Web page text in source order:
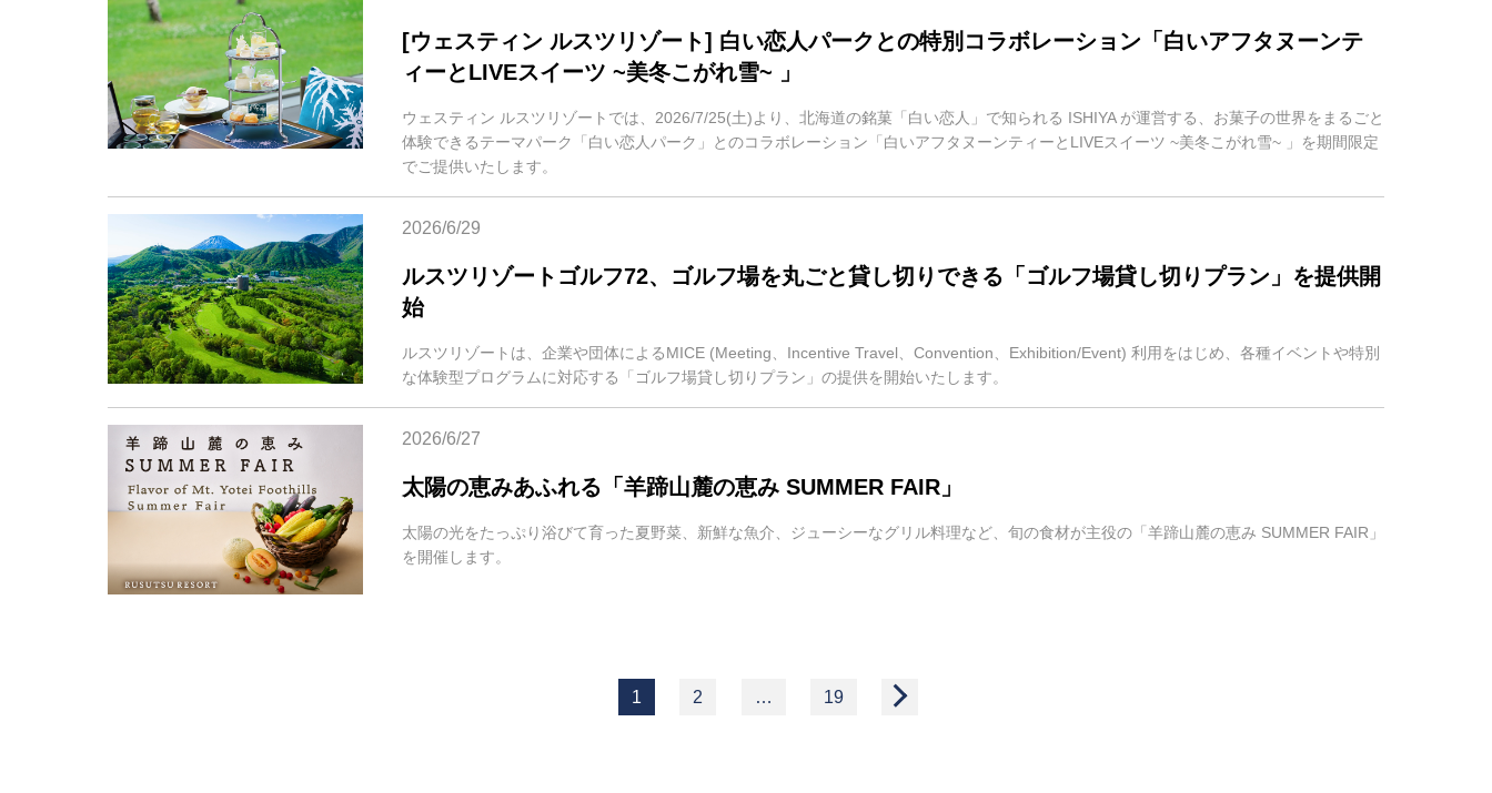
[ウェスティン ルスツリゾート] 白い恋人パークとの特別コラボレーション「白いアフタヌーンテ
ィーとLIVEスイーツ ~美冬こがれ雪~ 」
ウェスティン ルスツリゾートでは、2026/7/25(土)より、北海道の銘菓「白い恋人」で知られる ISHIYA が運営する、お菓子の世界をまるごと
体験できるテーマパーク「白い恋人パーク」とのコラボレーション「白いアフタヌーンティーとLIVEスイーツ ~美冬こがれ雪~ 」を期間限定
でご提供いたします。
ルスツリゾートゴルフ72、ゴルフ場を丸ごと貸し切りできる「ゴルフ場貸し切りプラン」を提供開
始
2026/6/29
ルスツリゾートは、企業や団体によるMICE (Meeting、Incentive Travel、Convention、Exhibition/Event) 利用をはじめ、各種イベントや特別
な体験型プログラムに対応する「ゴルフ場貸し切りプラン」の提供を開始いたします。
太陽の恵みあふれる「羊蹄山麓の恵み SUMMER FAIR」
2026/6/27
太陽の光をたっぷり浴びて育った夏野菜、新鮮な魚介、ジューシーなグリル料理など、旬の食材が主役の「羊蹄山麓の恵み SUMMER FAIR」
を開催します。
1 2 … 19 >